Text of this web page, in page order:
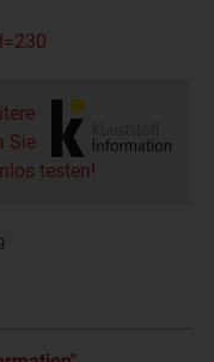
Sie
testen!